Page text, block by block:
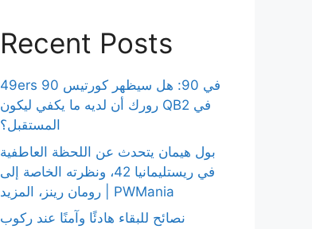
Recent Posts
49ers 90 في 90: هل سيظهر كورتيس
رورك أن لديه ما يكفي ليكون QB2 في
المستقبل؟
بول هيمان يتحدث عن اللحظة العاطفية
في ريستليمانيا 42، ونظرته الخاصة إلى
رومان رينز، المزيد | PWMania
نصائح للبقاء هادئًا وآمنًا عند ركوب